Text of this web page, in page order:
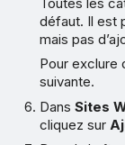
défaut. Il est
mais pas
Pour exclure
suivante.
DansSites
cliquez sur